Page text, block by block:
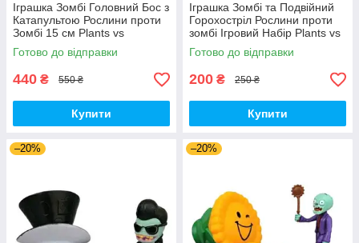
Іграшка Зомбі Головний Бос з
Катапультою Рослини проти
Зомбі 15 см Plants vs
Zombies (00140)
Готово до відправки
440 ₴ 550 ₴
Купити
Іграшка Зомбі та Подвійний
Горохостріл Рослини проти
зомбі Ігровий Набір Plants vs
Zombies (00173)
Готово до відправки
200 ₴ 250 ₴
Купити
–20% –20%